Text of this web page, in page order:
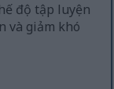
độ tập luyện
và giảm khó